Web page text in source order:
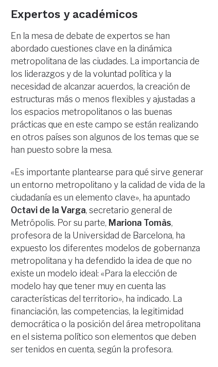
Expertos y académicos
En la mesa de debate de expertos se han
abordado cuestiones clave en la dinámica
metropolitana de las ciudades. La importancia de
los liderazgos y de la voluntad política y la
necesidad de alcanzar acuerdos, la creación de
estructuras más o menos flexibles y ajustadas a
los espacios metropolitanos o las buenas
prácticas que en este campo se están realizando
en otros países son algunos de los temas que se
han puesto sobre la mesa.
«Es importante plantearse para qué sirve generar
un entorno metropolitano y la calidad de vida de la
ciudadanía es un elemento clave», ha apuntado
Octavi de la Varga, secretario general de
Metrópolis. Por su parte, Mariona Tomàs,
profesora de la Universidad de Barcelona, ha
expuesto los diferentes modelos de gobernanza
metropolitana y ha defendido la idea de que no
existe un modelo ideal: «Para la elección de
modelo hay que tener muy en cuenta las
características del territorio», ha indicado. La
financiación, las competencias, la legitimidad
democrática o la posición del área metropolitana
en el sistema político son elementos que deben
ser tenidos en cuenta, según la profesora.